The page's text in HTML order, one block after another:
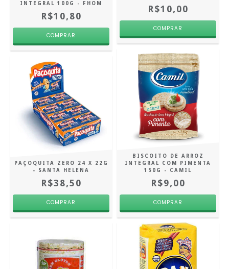
INTEGRAL 100G - FHOM
R$10,80
R$10,00
PAÇOQUITA ZERO 24 X 22G
- SANTA HELENA
R$38,50
BISCOITO DE ARROZ
INTEGRAL COM PIMENTA
150G - CAMIL
R$9,00